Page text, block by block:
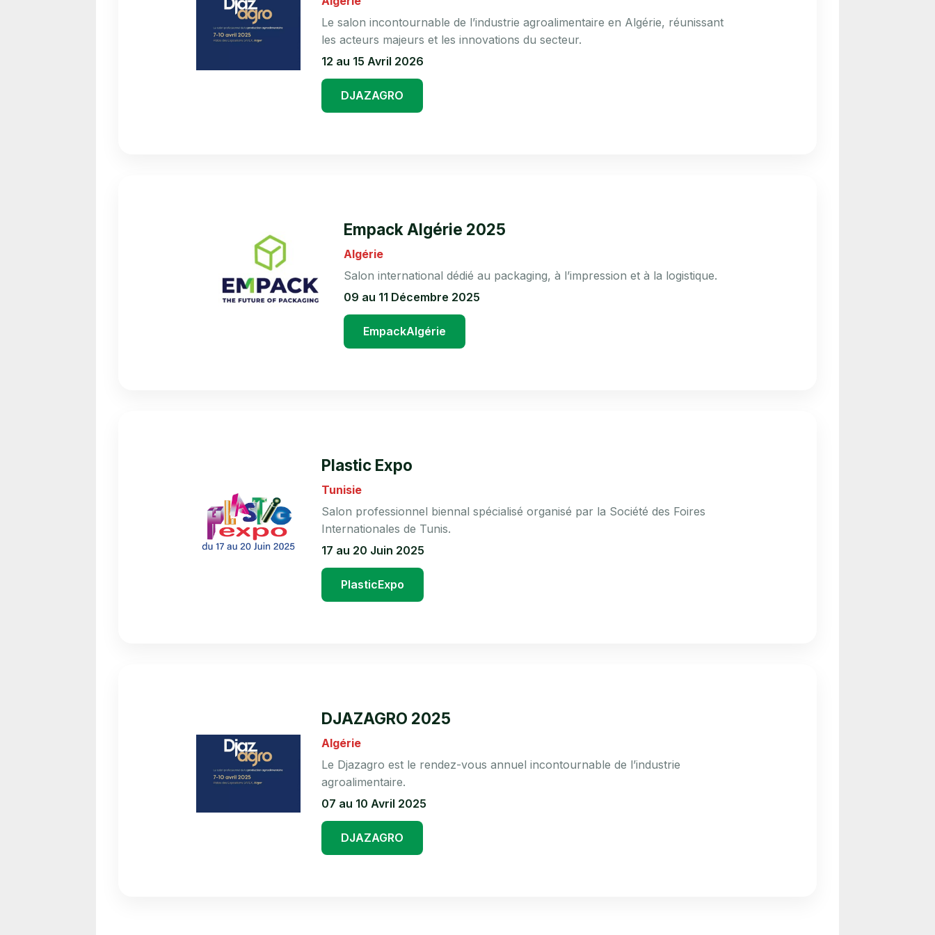
Le salon incontournable de l’industrie agroalimentaire en Algérie, réunissant
les acteurs majeurs et les innovations du secteur.
12 au 15 Avril 2026
DJAZAGRO
Empack Algérie 2025
Algérie
Salon international dédié au packaging, à l’impression et à la logistique.
09 au 11 Décembre 2025
EmpackAlgérie
Plastic Expo
Tunisie
Salon professionnel biennal spécialisé organisé par la Société des Foires
Internationales de Tunis.
17 au 20 Juin 2025
PlasticExpo
DJAZAGRO 2025
Algérie
Le Djazagro est le rendez-vous annuel incontournable de l’industrie
agroalimentaire.
07 au 10 Avril 2025
DJAZAGRO